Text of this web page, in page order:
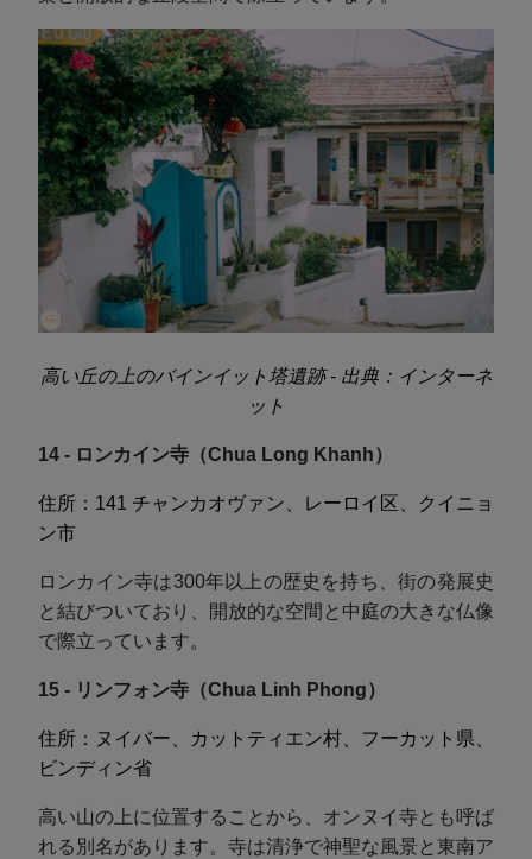
高い丘の上のバインイット塔遺跡 - 出典：インターネ
ット
14 - ロンカイン寺（Chua Long Khanh）
住所：141 チャンカオヴァン、レーロイ区、クイニョ
ン市
ロンカイン寺は300年以上の歴史を持ち、街の発展史
と結びついており、開放的な空間と中庭の大きな仏像
で際立っています。
15 - リンフォン寺（Chua Linh Phong）
住所：ヌイバー、カットティエン村、フーカット県、
ビンディン省
高い山の上に位置することから、オンヌイ寺とも呼ば
れる別名があります。寺は清浄で神聖な風景と東南ア